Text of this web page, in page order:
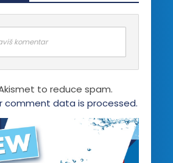
komentar
to reduce spam.
comment data is processed.